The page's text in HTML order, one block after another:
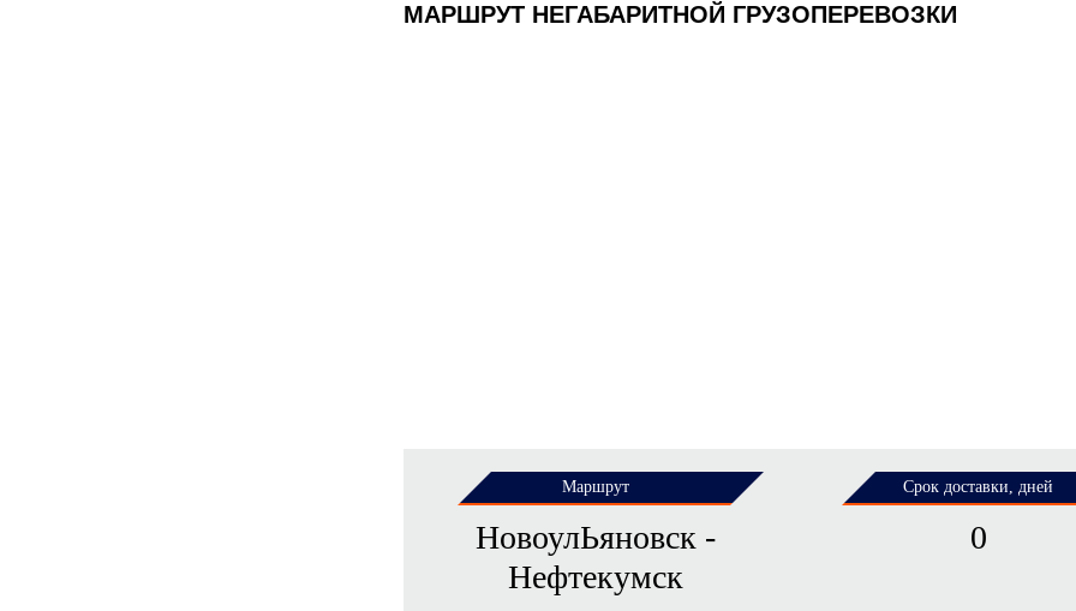
МАРШРУТ НЕГАБАРИТНОЙ ГРУЗОПЕРЕВОЗКИ
Маршрут
НовоулЬяновск -
Нефтекумск
Срок доставки, дней
0